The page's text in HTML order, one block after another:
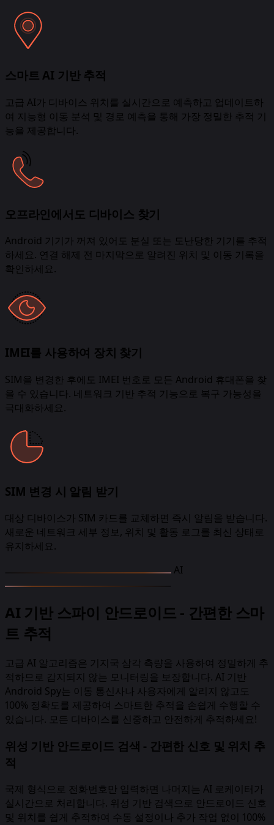
스마트 AI 기반 추적
고급 AI가 디바이스 위치를 실시간으로 예측하고 업데이트하
여 지능형 이동 분석 및 경로 예측을 통해 가장 정밀한 추적 기
능을 제공합니다.
오프라인에서도 디바이스 찾기
Android 기기가 꺼져 있어도 분실 또는 도난당한 기기를 추적
하세요. 연결 해제 전 마지막으로 알려진 위치 및 이동 기록을
확인하세요.
IMEI를 사용하여 장치 찾기
SIM을 변경한 후에도 IMEI 번호로 모든 Android 휴대폰을 찾
을 수 있습니다. 네트워크 기반 추적 기능으로 복구 가능성을
극대화하세요.
SIM 변경 시 알림 받기
대상 디바이스가 SIM 카드를 교체하면 즉시 알림을 받습니다.
새로운 네트워크 세부 정보, 위치 및 활동 로그를 최신 상태로
유지하세요.
AI
AI 기반 스파이 안드로이드 - 간편한 스마
트 추적
고급 AI 알고리즘은 기지국 삼각 측량을 사용하여 정밀하게 추
적하므로 감지되지 않는 모니터링을 보장합니다. AI 기반
Android Spy는 이동 통신사나 사용자에게 알리지 않고도
100% 정확도를 제공하여 스마트한 추적을 손쉽게 수행할 수
있습니다. 모든 디바이스를 신중하고 안전하게 추적하세요!
위성 기반 안드로이드 검색 - 간편한 신호 및 위치 추
적
국제 형식으로 전화번호만 입력하면 나머지는 AI 로케이터가
실시간으로 처리합니다. 위성 기반 검색으로 안드로이드 신호
및 위치를 쉽게 추적하여 수동 설정이나 추가 작업 없이 100%